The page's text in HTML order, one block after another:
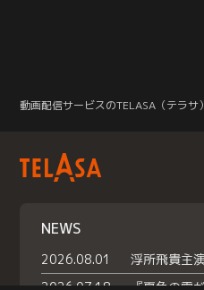
動画配信サービスのTELASA（テラサ）
NEWS
2026.08.01